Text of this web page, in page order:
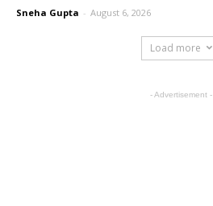
Sneha Gupta - August 6, 2026
Load more
- Advertisement -